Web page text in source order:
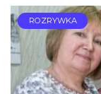
ROZRYWKA